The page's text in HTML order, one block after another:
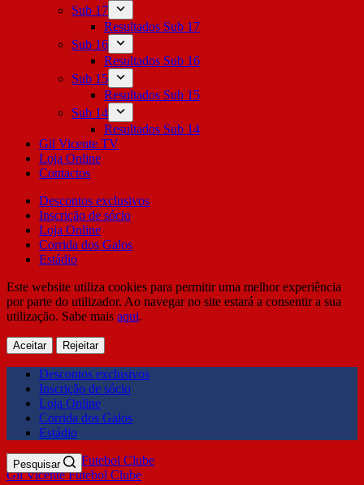
Sub 17
Resultados Sub 17
Sub 16
Resultados Sub 16
Sub 15
Resultados Sub 15
Sub 14
Resultados Sub 14
Gil Vicente TV
Loja Online
Contactos
Descontos exclusivos
Inscrição de sócio
Loja Online
Corrida dos Galos
Estádio
Este website utiliza cookies para permitir uma melhor experiência
por parte do utilizador. Ao navegar no site estará a consentir a sua
utilização. Sabe mais aqui.
Aceitar Rejeitar
Descontos exclusivos
Inscrição de sócio
Loja Online
Corrida dos Galos
Estádio
Gil Vicente Futebol Clube
Pesquisar